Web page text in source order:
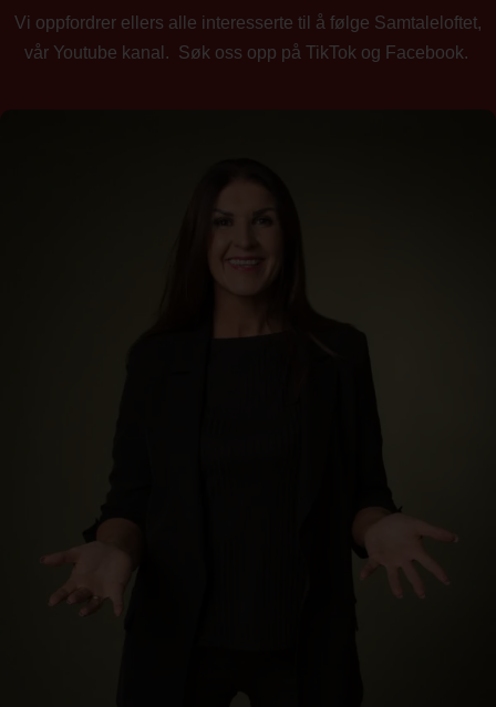
Vi oppfordrer ellers alle interesserte til å følge Samtaleloftet,
vår Youtube kanal. Søk oss opp på TikTok og Facebook.